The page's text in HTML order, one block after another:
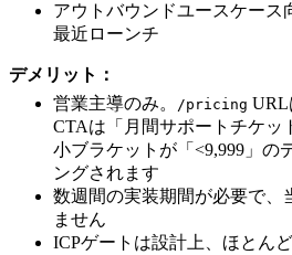
アウトバウンドユースケース
最近ローンチ
デメリット：
営業主導のみ。
/pricing URL
CTAは「月間サポートチケッ
小ブラケットが「<9,999」の
ングされます
数週間の実装期間が必要で、
ません
ICPゲートは設計上、ほとん